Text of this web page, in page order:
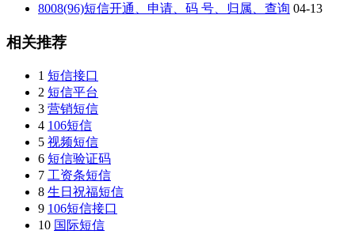
8008(96)短信开通、申请、码 号、归属、查询 04-13
相关推荐
1 短信接口
2 短信平台
3 营销短信
4 106短信
5 视频短信
6 短信验证码
7 工资条短信
8 生日祝福短信
9 106短信接口
10 国际短信